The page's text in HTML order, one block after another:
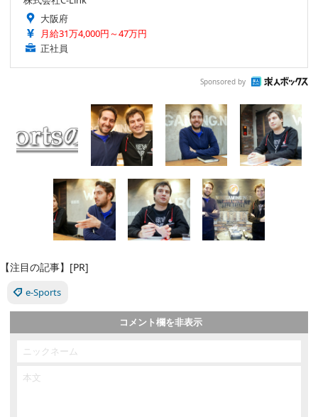
大阪府
月給31万4,000円～47万円
正社員
Sponsored by
【注目の記事】[PR]
e-Sports
コメント欄を非表示